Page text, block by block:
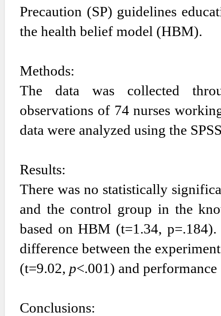
Precaution (SP) guidelines
the health belief model (HBM).
Methods:
The data was collected
observations of 74 nurses
data were analyzed using the
Results:
There was no statistically
and the control group in the
based on HBM (t=1.34,
difference between the
(t=9.02, p<.001) and
Conclusions: